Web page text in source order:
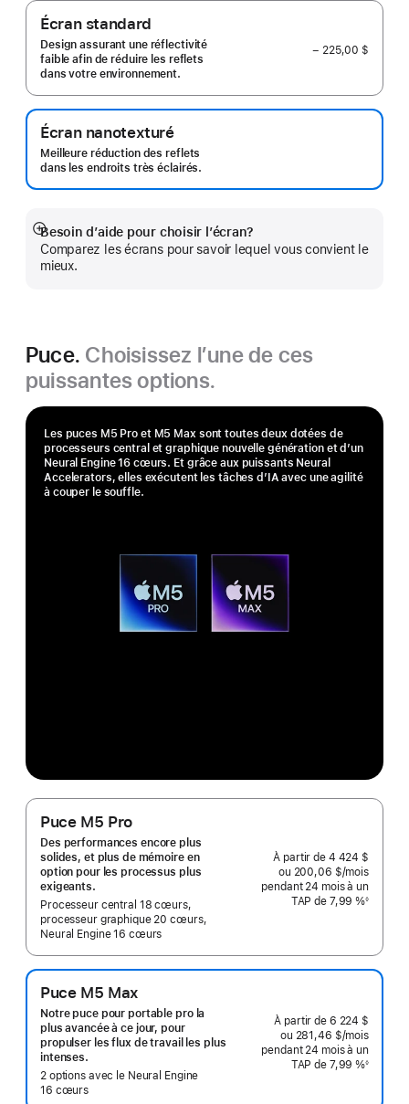
Écran standard
Design assurant une réflectivité
faible afin de réduire les reflets
dans votre environnement.
− 225,00 $
Écran nanotexturé
Meilleure réduction des reflets
dans les endroits très éclairés.
Besoin d’aide pour choisir l’écran?
Comparez les écrans pour savoir lequel vous convient le
mieux.
En
montrer
plus
Puce. Choisissez l’une de ces
puissantes options.
Les puces M5 Pro et M5 Max sont toutes deux dotées de
processeurs central et graphique nouvelle génération et d’un
Neural Engine 16 cœurs. Et grâce aux puissants Neural
Accelerators, elles exécutent les tâches d’IA avec une agilité
à couper le souffle.
Puce M5 Pro
Des performances encore plus
solides, et plus de mémoire en
option pour les processus plus
exigeants.
Processeur central 18 cœurs,
processeur graphique 20 cœurs,
Neural Engine 16 cœurs
À partir de 4 424 $
ou 200,06 $/mois
pendant 24 moismois
à un
TAP de 7,99 %◊
Puce M5 Max
Notre puce pour portable pro la
plus avancée à ce jour, pour
propulser les flux de travail les plus
intenses.
2 options avec le Neural Engine
16 cœurs
À partir de 6 224 $
ou 281,46 $/mois
pendant 24 moismois
à un
TAP de 7,99 %◊